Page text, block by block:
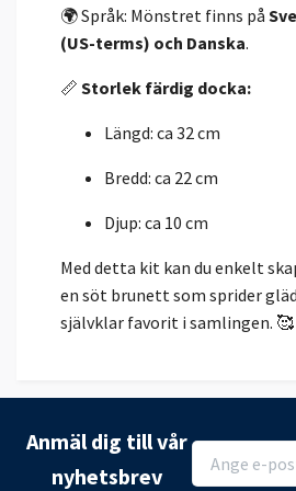
🌍 Språk: Mönstret finns på
(US-terms) och Danska.
📏 Storlek färdig docka:
Längd: ca 32 cm
Bredd: ca 22 cm
Djup: ca 10 cm
Med detta kit kan du enkelt
en söt brunett som sprider
självklar favorit i samlingen. 🥰
Anmäl dig till vår
nyhetsbrev